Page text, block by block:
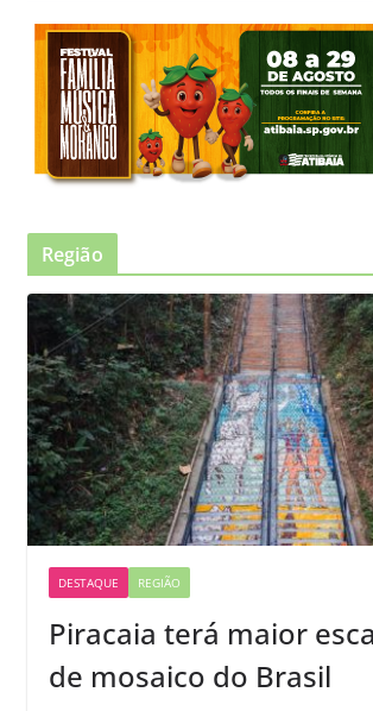
Região
DESTAQUE REGIÃO
Piracaia terá maior
de mosaico do Brasil